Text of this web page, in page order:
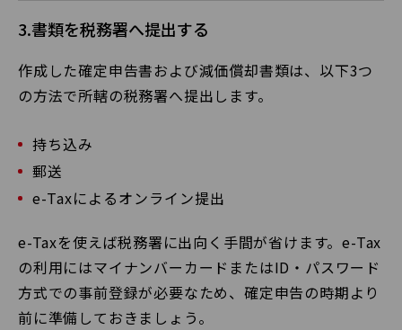
3.書類を税務署へ提出する
作成した確定申告書および減価償却書類は、以下3つ
の方法で所轄の税務署へ提出します。
持ち込み
郵送
e-Taxによるオンライン提出
e-Taxを使えば税務署に出向く手間が省けます。e-Tax
の利用にはマイナンバーカードまたはID・パスワード
方式での事前登録が必要なため、確定申告の時期より
前に準備しておきましょう。